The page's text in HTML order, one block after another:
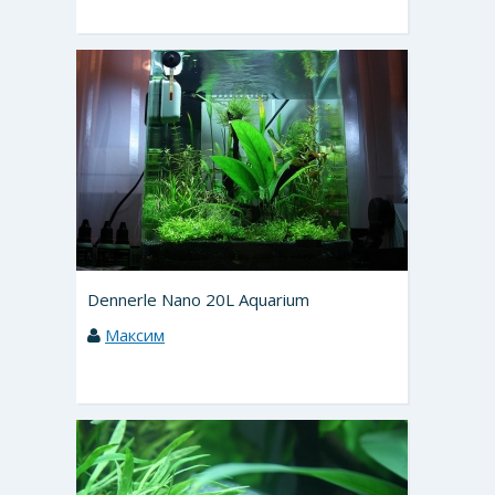
Dennerle Nano 20L Aquarium
Максим